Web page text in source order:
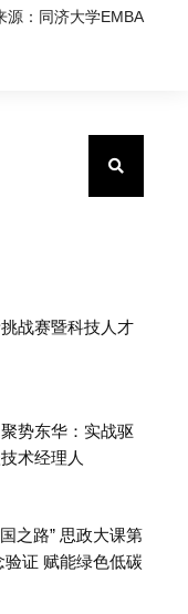
源： 同济大学EMBA
战赛暨科技人才
势东华：实战驱
术经理人
之路” 思政大课第
验证 赋能绿色低碳